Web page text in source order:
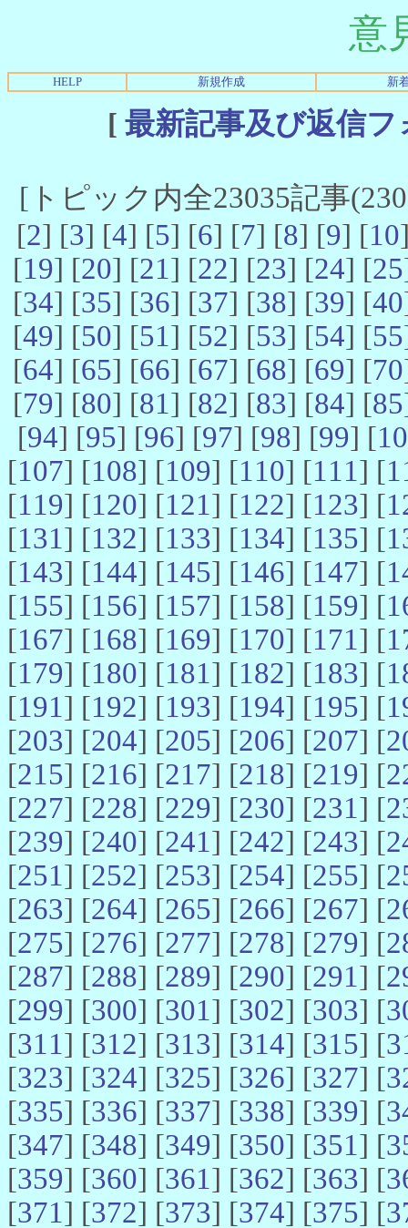
意
HELP 新規作成 新
[ 最新記事及び返信
[トピック内全23035記事
[2] [3] [4] [5] [6] [7] [8] [9] [10
[19] [20] [21] [22] [23] [24] [25
[34] [35] [36] [37] [38] [39] [40
[49] [50] [51] [52] [53] [54] [55
[64] [65] [66] [67] [68] [69] [70
[79] [80] [81] [82] [83] [84] [85
[94] [95] [96] [97] [98] [99] [
[107] [108] [109] [110] [111] [
[119] [120] [121] [122] [123] [
[131] [132] [133] [134] [135] [
[143] [144] [145] [146] [147] [
[155] [156] [157] [158] [159] [
[167] [168] [169] [170] [171] [
[179] [180] [181] [182] [183] [
[191] [192] [193] [194] [195] [
[203] [204] [205] [206] [207] [
[215] [216] [217] [218] [219] [
[227] [228] [229] [230] [231] [
[239] [240] [241] [242] [243] [
[251] [252] [253] [254] [255] [
[263] [264] [265] [266] [267] [
[275] [276] [277] [278] [279] [
[287] [288] [289] [290] [291] [
[299] [300] [301] [302] [303] [
[311] [312] [313] [314] [315] [
[323] [324] [325] [326] [327] [
[335] [336] [337] [338] [339] [
[347] [348] [349] [350] [351] [
[359] [360] [361] [362] [363] [
[371] [372] [373] [374] [375] [